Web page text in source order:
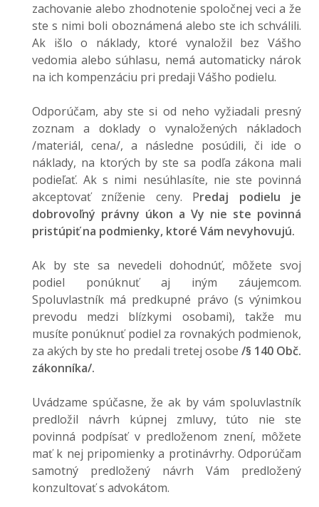
zachovanie alebo zhodnotenie spoločnej veci a že
ste s nimi boli oboznámená alebo ste ich schválili.
Ak išlo o náklady, ktoré vynaložil bez Vášho
vedomia alebo súhlasu, nemá automaticky nárok
na ich kompenzáciu pri predaji Vášho podielu.
Odporúčam, aby ste si od neho vyžiadali presný
zoznam a doklady o vynaložených nákladoch
/materiál, cena/, a následne posúdili, či ide o
náklady, na ktorých by ste sa podľa zákona mali
podieľať. Ak s nimi nesúhlasíte, nie ste povinná
akceptovať zníženie ceny. Predaj podielu je
dobrovoľný právny úkon a Vy nie ste povinná
pristúpiť na podmienky, ktoré Vám nevyhovujú.
Ak by ste sa nevedeli dohodnúť, môžete svoj
podiel ponúknuť aj iným záujemcom.
Spoluvlastník má predkupné právo (s výnimkou
prevodu medzi blízkymi osobami), takže mu
musíte ponúknuť podiel za rovnakých podmienok,
za akých by ste ho predali tretej osobe /§ 140 Obč.
zákonníka/.
Uvádzame spúčasne, že ak by vám spoluvlastník
predložil návrh kúpnej zmluvy, túto nie ste
povinná podpísať v predloženom znení, môžete
mať k nej pripomienky a protinávrhy. Odporúčam
samotný predložený návrh Vám predložený
konzultovať s advokátom.